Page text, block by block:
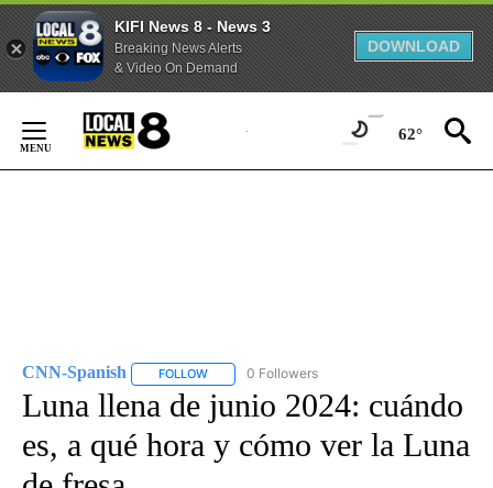
KIFI News 8 - News 3
Breaking News Alerts
& Video On Demand
DOWNLOAD
Content
62°
CNN-Spanish FOLLOW FOLLOW "CNN-SPANISH" TO RECEIVE
0 Followers
Luna llena de junio 2024: cuándo
es, a qué hora y cómo ver la Luna